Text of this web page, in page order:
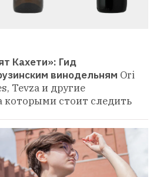
Кахети»: Гид
винодельням Ori
Tevza и другие
которыми стоит следить